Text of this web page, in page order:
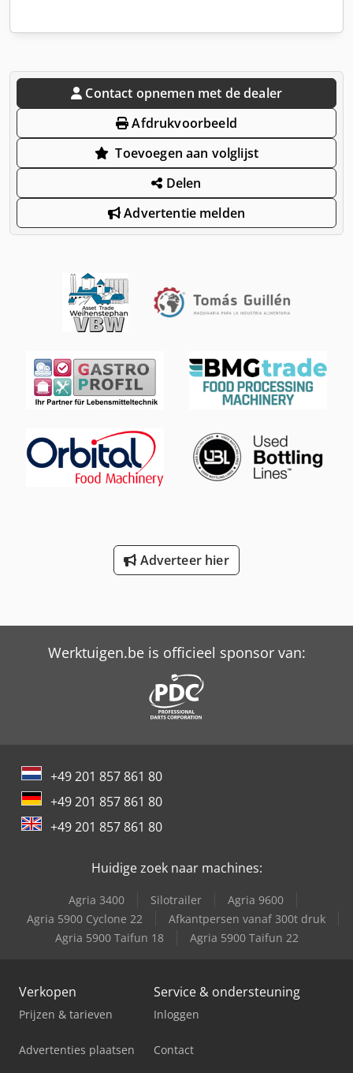
Contact opnemen met de dealer
Afdrukvoorbeeld
Toevoegen aan volglijst
Delen
Advertentie melden
Adverteer hier
Werktuigen.be is officieel sponsor van:
+49 201 857 861 80
+49 201 857 861 80
+49 201 857 861 80
Huidige zoek naar machines:
Agria 3400 Silotrailer
Agria 9600
Agria 5900 Cyclone 22
Afkantpersen vanaf 300t druk
Agria 5900 Taifun 18
Agria 5900 Taifun 22
Verkopen
Prijzen & tarieven
Advertenties plaatsen
Service & ondersteuning
Inloggen
Contact